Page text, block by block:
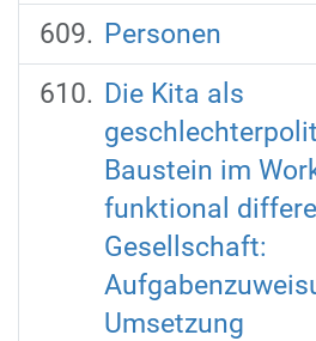
Personen
Die Kita als
Baustein im
funktional
Gesellschaft:
Umsetzung